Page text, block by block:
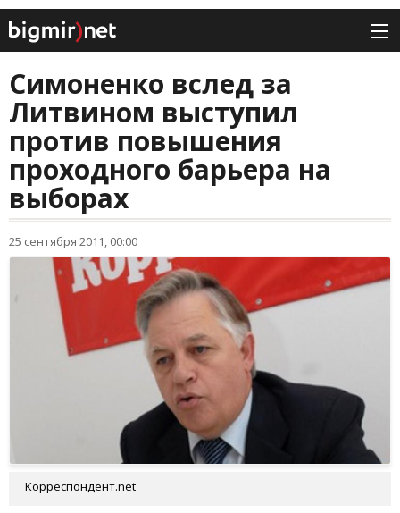
Симоненко вслед за
Литвином выступил
против повышения
проходного барьера на
выборах
25 сентября 2011, 00:00
Корреспондент.net